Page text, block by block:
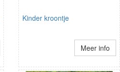
Kinder kroontje
Meer info